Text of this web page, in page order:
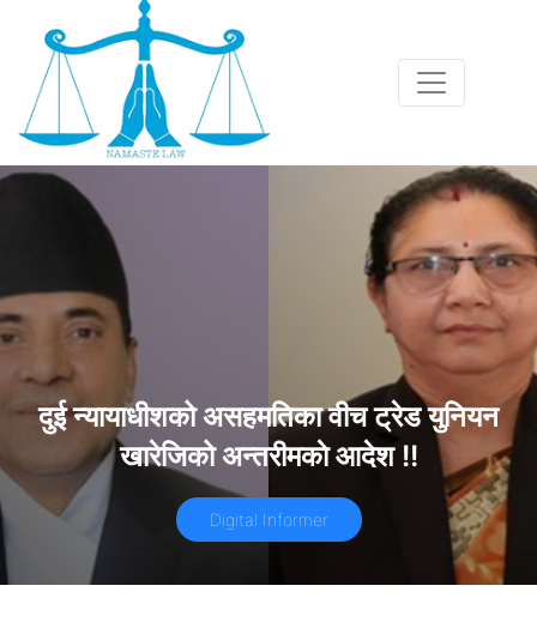
दुई न्यायाधीशको असहमतिका वीच ट्रेड युनियन
खारेजिको अन्तरीमकाे आदेश !!
Digital Informer